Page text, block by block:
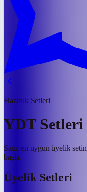
Hazırlık Setleri
YDT
Sana en uygun üyelik
başla.
Üyelik Setleri